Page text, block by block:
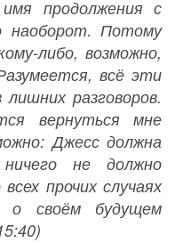
продолжения с
Потому
либо, возможно,
всё эти
разговоров.
вернуться мне
Джесс должна
не должно
прочих случаях
своём будущем